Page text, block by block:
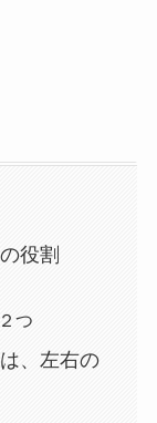
役割
つ
、左右の